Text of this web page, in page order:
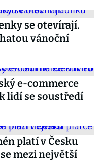
se otevírají.
vánoční
e-commerce
lidí se soustředí
platí v Česku
mezi největší